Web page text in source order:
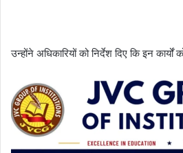
उन्होंने अधिकारियों को निर्देश दिए कि इन